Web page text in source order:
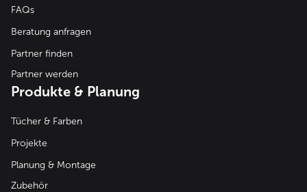
FAQs
Beratung anfragen
Partner finden
Partner werden
Produkte & Planung
Tücher & Farben
Projekte
Planung & Montage
Zubehör